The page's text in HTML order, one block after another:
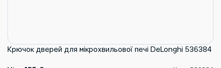
Крючок дверей для мікрохвильової печі DeLonghi 536384